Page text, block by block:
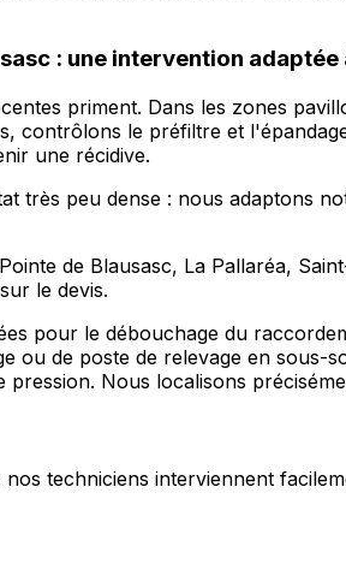
: une intervention
priment. Dans les zones
contrôlons le préfiltre et
une récidive.
très peu dense : nous adaptons
de Blausasc, La Pallaréa,
le devis.
pour le débouchage du
ou de poste de relevage en
Nous localisons
techniciens interviennent